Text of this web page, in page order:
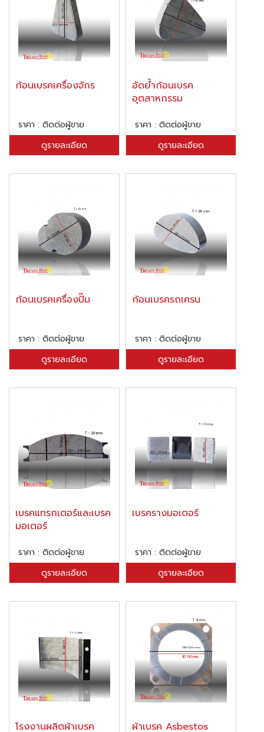
ก้อนเบรคเครื่องจักร
ราคา : ติดต่อผู้ขาย
ดูรายละเอียด
อัดย้ำก้อนเบรค
อุตสาหกรรม
ราคา : ติดต่อผู้ขาย
ดูรายละเอียด
ก้อนเบรคเครื่องปั๊ม
ราคา : ติดต่อผู้ขาย
ดูรายละเอียด
ก้อนเบรครถเครน
ราคา : ติดต่อผู้ขาย
ดูรายละเอียด
เบรคแทรกเตอร์และเบรค
มอเตอร์
ราคา : ติดต่อผู้ขาย
ดูรายละเอียด
เบรครางมอเตอร์
ราคา : ติดต่อผู้ขาย
ดูรายละเอียด
โรงงานผลิตผ้าเบรค ผ้าเบรค Asbestos